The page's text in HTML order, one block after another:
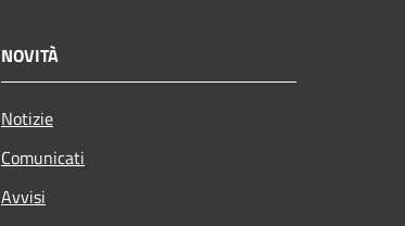
NOVITÀ
Notizie
Comunicati
Avvisi